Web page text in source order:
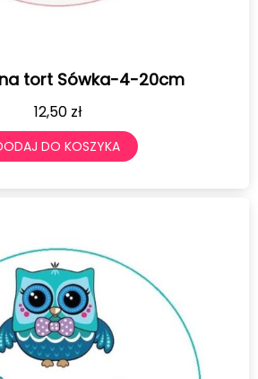
tort Sówka-4-20cm
12,50 zł
DO KOSZYKA